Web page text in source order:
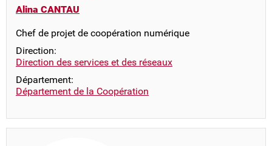
Alina CANTAU
Chef de projet de coopération numérique
Direction:
Direction des services et des réseaux
Département:
Département de la Coopération